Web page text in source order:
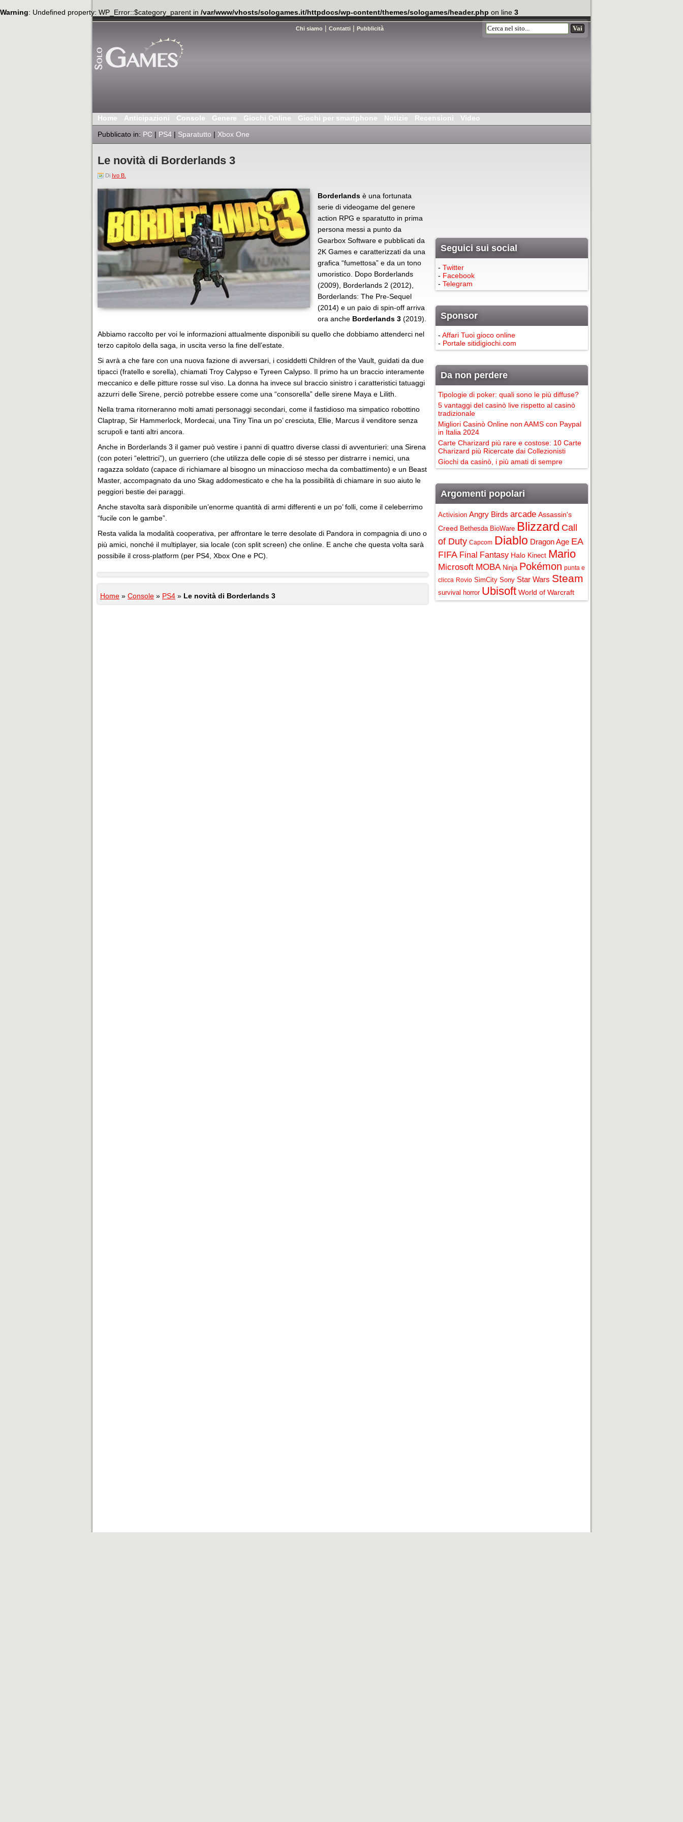
Warning: Undefined property: WP_Error::$category_parent in /var/www/vhosts/sologames.it/httpdocs/wp-content/themes/sologames/header.php on line 3
Chi siamo | Contatti | Pubblicità
Home Anticipazioni Console Genere Giochi Online Giochi per smartphone Notizie Recensioni
Video
Pubblicato in: PC | PS4 | Sparatutto | Xbox One
Le novità di Borderlands 3
Di Ivo B.
Borderlands è una fortunata
serie di videogame del genere
action RPG e sparatutto in prima
persona messi a punto da
Gearbox Software e pubblicati da
2K Games e caratterizzati da una
grafica “fumettosa” e da un tono
umoristico. Dopo Borderlands
(2009), Borderlands 2 (2012),
Borderlands: The Pre-Sequel
(2014) e un paio di spin-off arriva
ora anche Borderlands 3 (2019).
Abbiamo raccolto per voi le informazioni attualmente disponibili su quello che dobbiamo attenderci nel
terzo capitolo della saga, in uscita verso la fine dell’estate.
Si avrà a che fare con una nuova fazione di avversari, i cosiddetti Children of the Vault, guidati da due
tipacci (fratello e sorella), chiamati Troy Calypso e Tyreen Calypso. Il primo ha un braccio interamente
meccanico e delle pitture rosse sul viso. La donna ha invece sul braccio sinistro i caratteristici tatuaggi
azzurri delle Sirene, perciò potrebbe essere come una “consorella” delle sirene Maya e Lilith.
Nella trama ritorneranno molti amati personaggi secondari, come il fastidioso ma simpatico robottino
Claptrap, Sir Hammerlock, Mordecai, una Tiny Tina un po’ cresciuta, Ellie, Marcus il venditore senza
scrupoli e tanti altri ancora.
Anche in Borderlands 3 il gamer può vestire i panni di quattro diverse classi di avventurieri: una Sirena
(con poteri “elettrici”), un guerriero (che utilizza delle copie di sé stesso per distrarre i nemici, una
ragazza soldato (capace di richiamare al bisogno un minaccioso mecha da combattimento) e un Beast
Master, accompagnato da uno Skag addomesticato e che ha la possibilità di chiamare in suo aiuto le
peggiori bestie dei paraggi.
Anche stavolta sarà disponibile un’enorme quantità di armi differenti e un po’ folli, come il celeberrimo
“fucile con le gambe”.
Resta valida la modalità cooperativa, per affrontare le terre desolate di Pandora in compagnia di uno o
più amici, nonché il multiplayer, sia locale (con split screen) che online. E anche che questa volta sarà
possibile il cross-platform (per PS4, Xbox One e PC).
Home » Console » PS4 » Le novità di Borderlands 3
Seguici sui social
- Twitter
- Facebook
- Telegram
Sponsor
- Affari Tuoi gioco online
- Portale sitidigiochi.com
Da non perdere
Tipologie di poker: quali sono le più diffuse?
5 vantaggi del casinò live rispetto al casinò
tradizionale
Migliori Casinò Online non AAMS con Paypal
in Italia 2024
Carte Charizard più rare e costose: 10 Carte
Charizard più Ricercate dai Collezionisti
Giochi da casinò, i più amati di sempre
Argomenti popolari
Activision Angry Birds arcade Assassin's
Creed Bethesda BioWare Blizzard Call
of Duty Capcom Diablo Dragon Age EA
FIFA Final Fantasy Halo Kinect Mario
Microsoft MOBA Ninja Pokémon punta e
clicca Rovio SimCity Sony Star Wars Steam
survival horror Ubisoft World of Warcraft